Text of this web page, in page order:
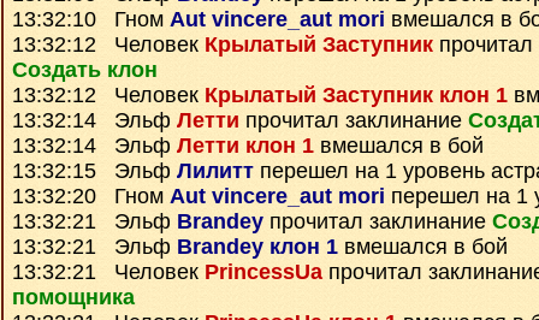
13:32:10 Гном Aut vincere_aut mori вмешался в
13:32:12 Человек Крылатый Заступник
Создать клон
13:32:12 Человек Крылатый Заступник клон 1
13:32:14 Эльф Летти прочитал заклинание
13:32:14 Эльф Летти клон 1 вмешался в бой
13:32:15 Эльф Лилитт перешел на 1 уровень
13:32:20 Гном Aut vincere_aut mori перешел на 1
13:32:21 Эльф Brandey прочитал заклинание
13:32:21 Эльф Brandey клон 1 вмешался в бой
13:32:21 Человек PrincessUa прочитал
помощника